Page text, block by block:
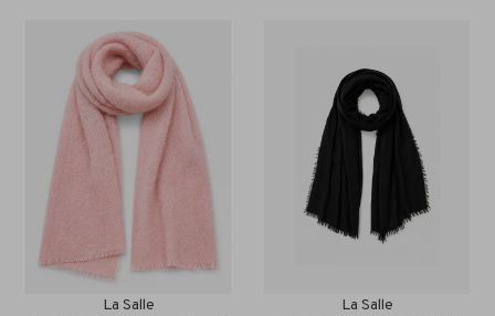
La Salle La Salle